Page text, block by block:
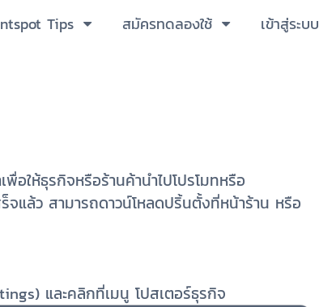
Tips สมัครทดลองใช้ เข้าสู่ระบบ
อให้ธุรกิจหรือร้านค้านำไปโปรโมทหรือ
จแล้ว สามารถดาวน์โหลดปริ้นตั้งที่หน้าร้าน หรือ
และคลิกที่เมนู โปสเตอร์ธุรกิจ